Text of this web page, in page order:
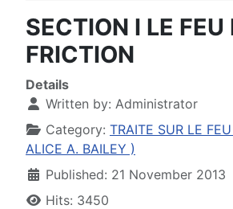
SECTION I LE FEU
FRICTION
Details
Written by: Administrator
Category: TRAITE SUR LE
ALICE A. BAILEY )
Published: 21 November 2013
Hits: 3450